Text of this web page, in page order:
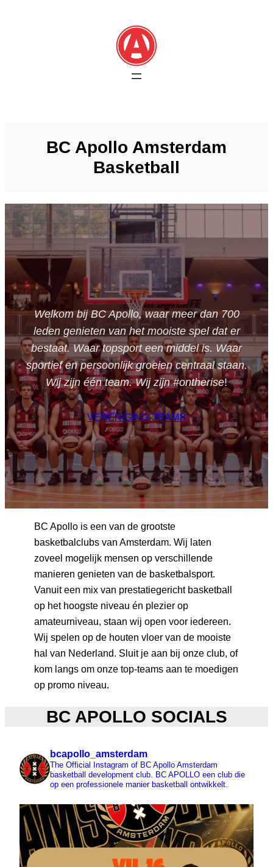
BC Apollo Amsterdam
Basketball
Welkom bij BC Apollo, waar meer dan 700
leden genieten van het mooiste spel dat er
bestaat. Waar topsport een middel is. Waar
sportief en persoonlijk groeien centraal staan.
Wij zijn één team. Wij zijn #ontherise!
VERENIGING-TEAMS
BC Apollo is een van de grootste
basketbalclubs van Amsterdam. Wij laten
zoveel mogelijk mensen op verschillende
manieren genieten van de basketbalsport.
Vanuit een mix van prestatiegericht basketball
op het hoogste niveau én plezier op
amateurniveau, staan wij open voor iedereen.
Wij spelen op de houten vloer van de mooiste
hal van Nederland. Sluit je aan bij onze club, of
kom langs om onze top-teams aan te moedigen
op promo niveau.
BC APOLLO SOCIALS
bcapollo_amsterdam
The Official Instagram of BC Apollo Amsterdam
basketball development club. BC APOLLO een club die
op een professionele manier basketball ontwikkelt.